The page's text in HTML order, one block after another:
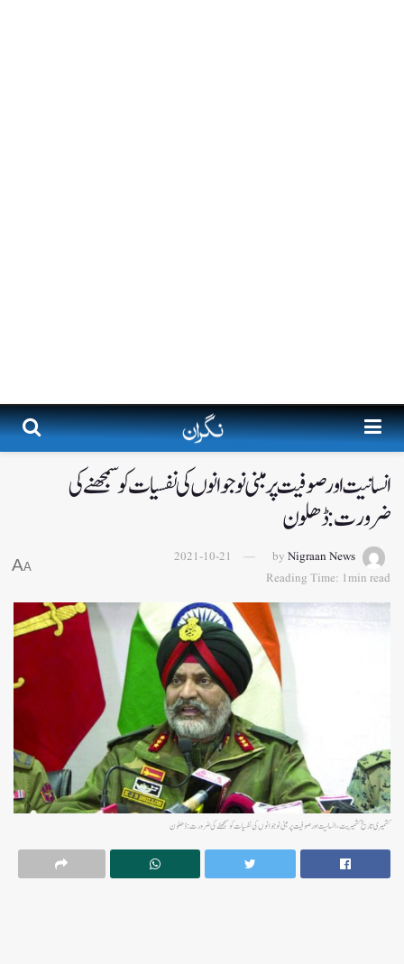
انسانیت اور صوفیت پر مبنی نوجوانوں کی نفسیات کو سمجھنے کی
ضرورت: ڈھلون
by Nigraan News
2021-10-21
Reading Time: 1min read
A
A
کشمیری تاریخ کشمیریت، انسانیت اور صوفیت پر مبنی نوجوانوں کی نفسیات کو سمجھنے کی ضرورت: ڈھلون